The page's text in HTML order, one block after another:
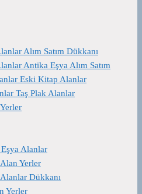
Alım Satım Dükkanı
Antika Eşya Alım Satım
Eski Kitap Alanlar
Taş Plak Alanlar
Alanlar
Yerler
Dükkanı
Yerler